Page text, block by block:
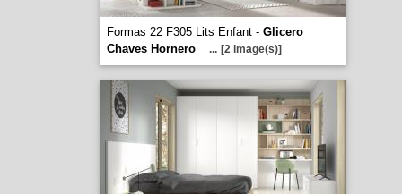
Formas 22 F305 Lits Enfant - Glicero
Chaves Hornero
... [2 image(s)]